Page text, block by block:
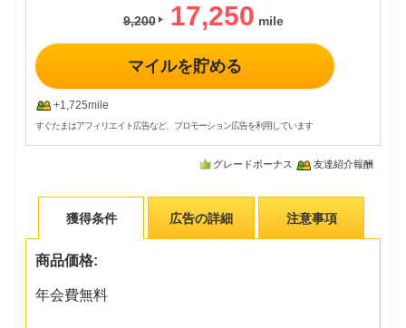
9,200 17,250
マイルを貯める
+1,725mile
すぐたまはアフィリエイト広告など、プロモーション広告を利用しています
グレードボーナス 友達紹介報酬
獲得条件 広告の詳細 注意事項
商品価格:
年会費無料